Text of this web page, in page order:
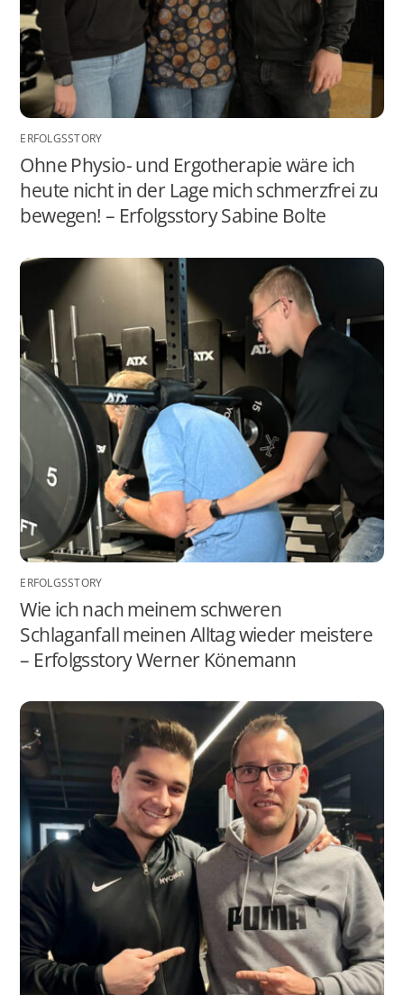
ERFOLGSSTORY
Ohne Physio- und Ergotherapie wäre ich
heute nicht in der Lage mich schmerzfrei zu
bewegen! – Erfolgsstory Sabine Bolte
ERFOLGSSTORY
Wie ich nach meinem schweren
Schlaganfall meinen Alltag wieder meistere
– Erfolgsstory Werner Könemann